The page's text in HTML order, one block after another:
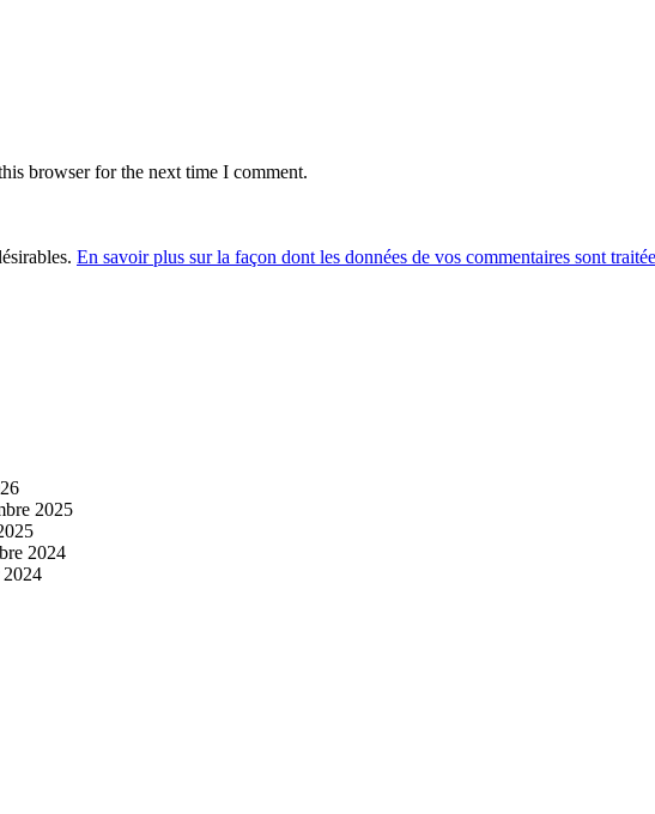
browser for the next time I comment.
En savoir plus sur la façon dont les données de vos commentaires sont
2025
2024